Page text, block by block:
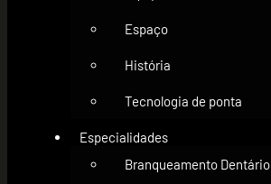
Espaço
História
Tecnologia de ponta
Especialidades
Branqueamento Dentário